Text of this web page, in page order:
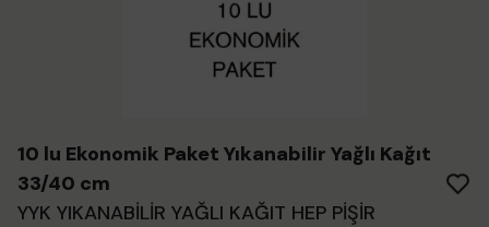
10 lu Ekonomik Paket Yıkanabilir Yağlı Kağıt
33/40 cm
YYK YIKANABİLİR YAĞLI KAĞIT HEP PİŞİR